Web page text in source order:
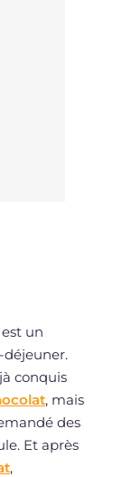
un
conquis
, mais
des
Et après
,